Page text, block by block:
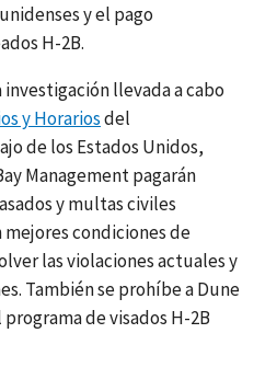
y el pago
H-2B.
llevada a cabo
y Horariosdel
de los Estados Unidos,
Management pagarán
y multas civiles
condiciones de
las violaciones actuales y
También se prohíbe a Dune
de visados H-2B